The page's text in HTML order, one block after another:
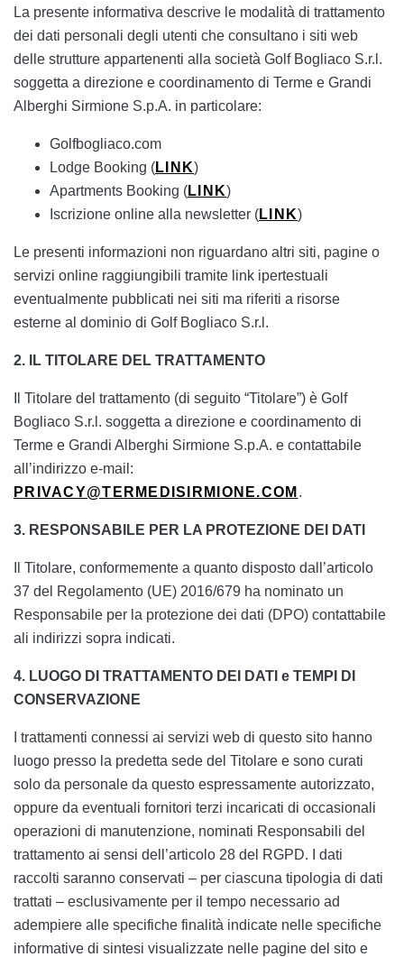
La presente informativa descrive le modalità di trattamento
dei dati personali degli utenti che consultano i siti web
delle strutture appartenenti alla società Golf Bogliaco S.r.l.
soggetta a direzione e coordinamento di Terme e Grandi
Alberghi Sirmione S.p.A. in particolare:
Golfbogliaco.com
Lodge Booking (LINK)
Apartments Booking (LINK)
Iscrizione online alla newsletter (LINK)
Le presenti informazioni non riguardano altri siti, pagine o
servizi online raggiungibili tramite link ipertestuali
eventualmente pubblicati nei siti ma riferiti a risorse
esterne al dominio di Golf Bogliaco S.r.l.
2. IL TITOLARE DEL TRATTAMENTO
Il Titolare del trattamento (di seguito “Titolare”) è Golf
Bogliaco S.r.l. soggetta a direzione e coordinamento di
Terme e Grandi Alberghi Sirmione S.p.A. e contattabile
all’indirizzo e-mail:
PRIVACY@TERMEDISIRMIONE.COM .
3. RESPONSABILE PER LA PROTEZIONE DEI DATI
Il Titolare, conformemente a quanto disposto dall’articolo
37 del Regolamento (UE) 2016/679 ha nominato un
Responsabile per la protezione dei dati (DPO) contattabile
ali indirizzi sopra indicati.
4. LUOGO DI TRATTAMENTO DEI DATI e TEMPI DI
CONSERVAZIONE
I trattamenti connessi ai servizi web di questo sito hanno
luogo presso la predetta sede del Titolare e sono curati
solo da personale da questo espressamente autorizzato,
oppure da eventuali fornitori terzi incaricati di occasionali
operazioni di manutenzione, nominati Responsabili del
trattamento ai sensi dell’articolo 28 del RGPD. I dati
raccolti saranno conservati – per ciascuna tipologia di dati
trattati – esclusivamente per il tempo necessario ad
adempiere alle specifiche finalità indicate nelle specifiche
informative di sintesi visualizzate nelle pagine del sito e